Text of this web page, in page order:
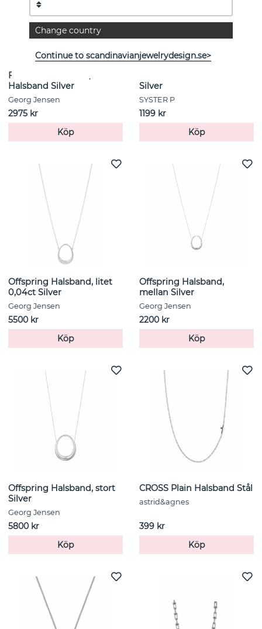
FORGET-ME-KNOT, Torun
Halsband Silver
Georg Jensen
2975 kr
Köp
Silver
SYSTER P
1199 kr
Köp
Offspring Halsband, litet
0,04ct Silver
Georg Jensen
5500 kr
Köp
Offspring Halsband,
mellan Silver
Georg Jensen
2200 kr
Köp
Offspring Halsband, stort
Silver
Georg Jensen
5800 kr
Köp
CROSS Plain Halsband Stål
astrid&agnes
399 kr
Köp
Change country
Continue to scandinavianjewelrydesign.se>